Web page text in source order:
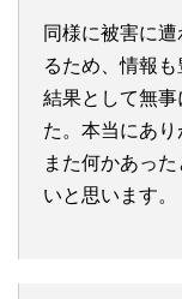
同様に被害に
るため、情報も
結果として無
た。本当にあり
また何かあっ
いと思います。